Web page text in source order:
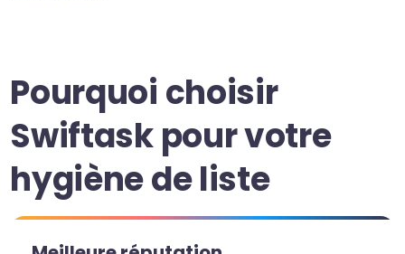
Pourquoi choisir
Swiftask pour votre
hygiène de liste